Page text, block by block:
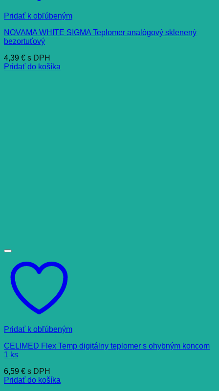
Pridať k obľúbeným
NOVAMA WHITE SIGMA Teplomer analógový sklenený
bezortuťový
4,39 € s DPH
Pridať do košíka
Pridať k obľúbeným
CELIMED Flex Temp digitálny teplomer s ohybným koncom
1 ks
6,59 € s DPH
Pridať do košíka